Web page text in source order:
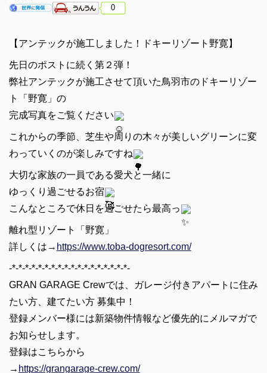
0
【アンテックが施工しました！ドキーリゾート野寛】
先日のポストに続く第２弾！
弊社アンテックが施工させて頂いた鳥羽市のドキーリゾー
ト「野寛」の
完成写真をご覧ください
これからの季節、芝生や周りの木々が美しいグリーンに変
わっていくのが楽しみですね
大切な家族の一員である愛犬と一緒に
ゆっくり過ごせるお宿
こんなところで休日を過ごせたら最高っ
離れ型リゾート「野寛」
詳しくは→ https://www.toba-dogresort.com/
-*-*-*-*-*-*-*-*-*-*-*-*-*-*-*-*-*-*-
GRAN GARAGE Crewでは、ガレージ付きアパートに住み
たい方、建てたい方 募集中！
登録メンバー様には新築物件情報など優先的にメルマガで
お知らせします。
登録はこちらから
→ https://grangarage-crew.com/